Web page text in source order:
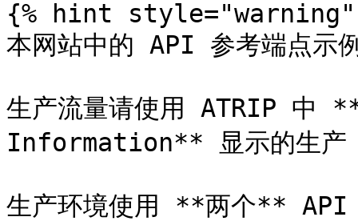
{% hint style="warning"
本网站中的 API 参考端点
生产流量请使用 ATRIP
Information** 显示的生产
生产环境使用 **两个** API